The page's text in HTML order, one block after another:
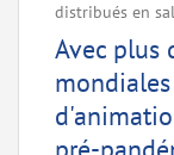
distribués en
Avec plus